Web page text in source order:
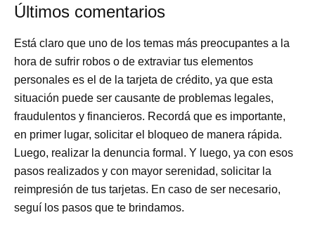
Últimos comentarios
Está claro que uno de los temas más preocupantes a la
hora de sufrir robos o de extraviar tus elementos
personales es el de la tarjeta de crédito, ya que esta
situación puede ser causante de problemas legales,
fraudulentos y financieros. Recordá que es importante,
en primer lugar, solicitar el bloqueo de manera rápida.
Luego, realizar la denuncia formal. Y luego, ya con esos
pasos realizados y con mayor serenidad, solicitar la
reimpresión de tus tarjetas. En caso de ser necesario,
seguí los pasos que te brindamos.